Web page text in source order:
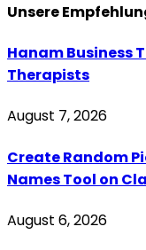
Unsere
Hanam Business
Therapists
August 7, 2026
Create Random
Names Tool on
August 6, 2026